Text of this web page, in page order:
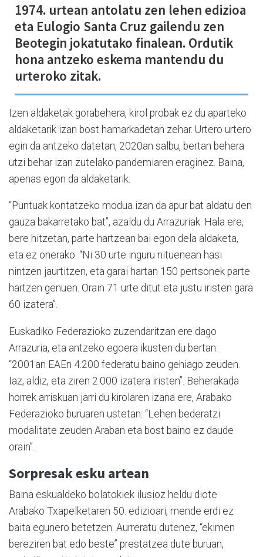
1974. urtean antolatu zen lehen edizioa
eta Eulogio Santa Cruz gailendu zen
Beotegin jokatutako finalean. Ordutik
hona antzeko eskema mantendu du
urteroko zitak.
Izen aldaketak gorabehera, kirol probak ez du aparteko
aldaketarik izan bost hamarkadetan zehar. Urtero urtero
egin da antzeko datetan, 2020an salbu, bertan behera
utzi behar izan zutelako pandemiaren eraginez. Baina,
apenas egon da aldaketarik.
“Puntuak kontatzeko modua izan da apur bat aldatu den
gauza bakarretako bat”, azaldu du Arrazuriak. Hala ere,
bere hitzetan, parte hartzean bai egon dela aldaketa,
eta ez onerako: “Ni 30 urte inguru nituenean hasi
nintzen jaurtitzen, eta garai hartan 150 pertsonek parte
hartzen genuen. Orain 71 urte ditut eta justu iristen gara
60 izatera”.
Euskadiko Federazioko zuzendaritzan ere dago
Arrazuria, eta antzeko egoera ikusten du bertan:
“2001an EAEn 4.200 federatu baino gehiago zeuden.
Iaz, aldiz, eta ziren 2.000 izatera iristen”. Beherakada
horrek arriskuan jarri du kirolaren izana ere, Arabako
Federazioko buruaren ustetan: “Lehen bederatzi
modalitate zeuden Araban eta bost baino ez daude
orain”.
Sorpresak esku artean
Baina eskualdeko bolatokiek ilusioz heldu diote
Arabako Txapelketaren 50. edizioari, mende erdi ez
baita egunero betetzen. Aurreratu dutenez, “ekimen
bereziren bat edo beste” prestatzea dute buruan,